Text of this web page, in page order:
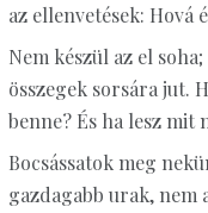
az ellenvetések: Hová
Nem készül az el
összegek sorsára jut.
benne? És ha lesz mit
Bocsássatok meg
gazdagabb urak, nem